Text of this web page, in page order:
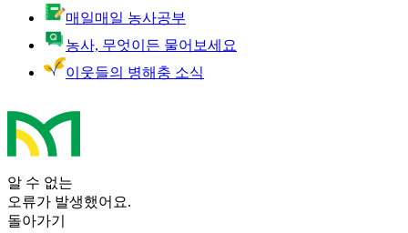
매일매일 농사공부
농사, 무엇이든 물어보세요
이웃들의 병해충 소식
알 수 없는
오류가 발생했어요.
돌아가기